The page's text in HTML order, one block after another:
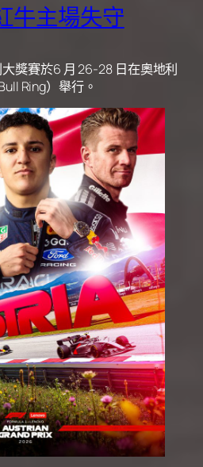
牛主場失守
獎賽於6 月 26-28 日在奧地利
Ring）舉行。